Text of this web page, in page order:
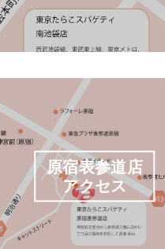
原宿表参道店
アクセス